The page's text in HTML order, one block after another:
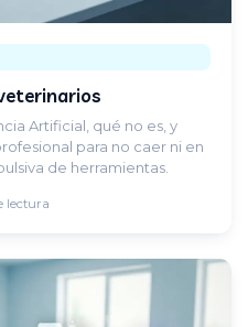
Artificial, qué no es, y
para no caer ni en
de herramientas.
lectura